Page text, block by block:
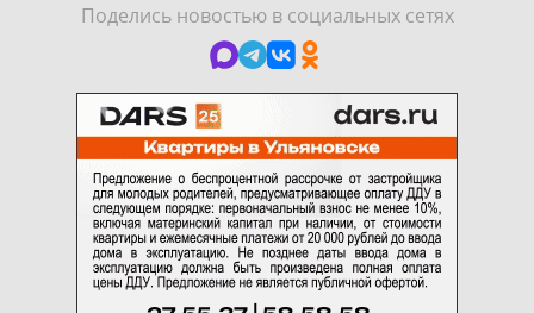
Поделись новостью в социальных сетях